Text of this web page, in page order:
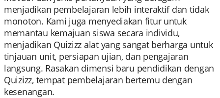
menjadikan pembelajaran lebih interaktif dan tidak
monoton. Kami juga menyediakan fitur untuk
memantau kemajuan siswa secara individu,
menjadikan Quizizz alat yang sangat berharga untuk
tinjauan unit, persiapan ujian, dan pengajaran
langsung. Rasakan dimensi baru pendidikan dengan
Quizizz, tempat pembelajaran bertemu dengan
kesenangan.